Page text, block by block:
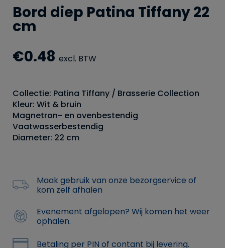
Bord diep Patina Tiffany 22
cm
€0.48 excl. BTW
Collectie: Patina Tiffany / Brasserie Collection
Kleur: Wit & bruin
Magnetron- en ovenbestendig
Vaatwasserbestendig
Diameter: 22 cm
Maak gebruik van onze bezorgservice of
kom zelf afhalen
Evenement afgelopen? Wij komen het weer
ophalen.
Betaling per PIN of contant bij levering.